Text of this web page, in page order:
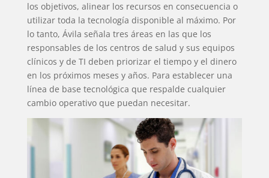
los objetivos, alinear los recursos en consecuencia o
utilizar toda la tecnología disponible al máximo. Por
lo tanto, Ávila señala tres áreas en las que los
responsables de los centros de salud y sus equipos
clínicos y de TI deben priorizar el tiempo y el dinero
en los próximos meses y años. Para establecer una
línea de base tecnológica que respalde cualquier
cambio operativo que puedan necesitar.